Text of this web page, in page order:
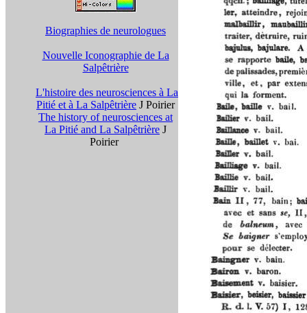
Biographies de neurologues
Nouvelle Iconographie de La
Salpêtrière
L'histoire des neurosciences à La
Pitié et à La Salpêtrière J Poirier
The history of neurosciences at
La Pitié and La Salpêtrière J
Poirier